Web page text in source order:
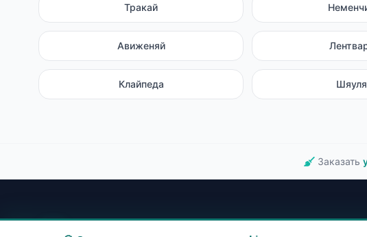
Тракай
Авиженяй
Клайпеда
Заказать
Baltic Clean Навигация